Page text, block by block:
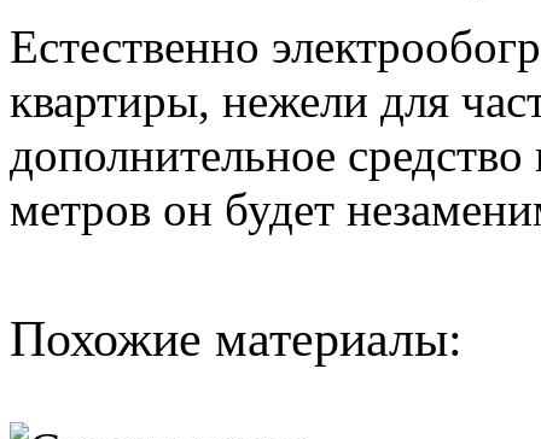
Естественно
квартиры, нежели для
дополнительное
метров он будет
Похожие материалы: